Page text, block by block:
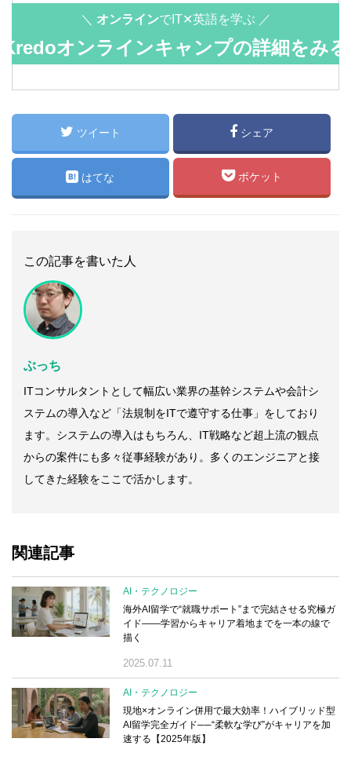
＼ オンラインでIT✕英語を学ぶ ／
Kredoオンラインキャンプの詳細をみる
ツイート シェア
はてな ポケット
この記事を書いた人
ぶっち
ITコンサルタントとして幅広い業界の基幹システムや会計シ
ステムの導入など「法規制をITで遵守する仕事」をしており
ます。システムの導入はもちろん、IT戦略など超上流の観点
からの案件にも多々従事経験があり。多くのエンジニアと接
してきた経験をここで活かします。
関連記事
AI・テクノロジー
海外AI留学で“就職サポート”まで完結させる究極ガ
イド――学習からキャリア着地までを一本の線で
描く
2025.07.11
AI・テクノロジー
現地×オンライン併用で最大効率！ハイブリッド型
AI留学完全ガイド──“柔軟な学び”がキャリアを加
速する【2025年版】